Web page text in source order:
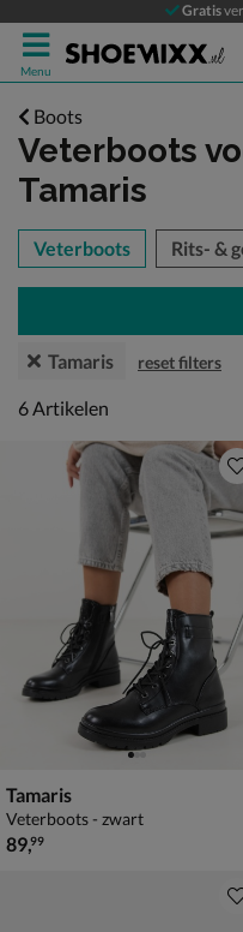
Gratis
Menu
Boots
Veterboots
Tamaris
over
Veterboots Rits- &
Tamaris reset filters
6 artikelen
6Artikelen
Tamaris
Veterboots - zwart
€ 89,99
89,99